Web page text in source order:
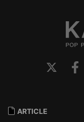
ARTICLE